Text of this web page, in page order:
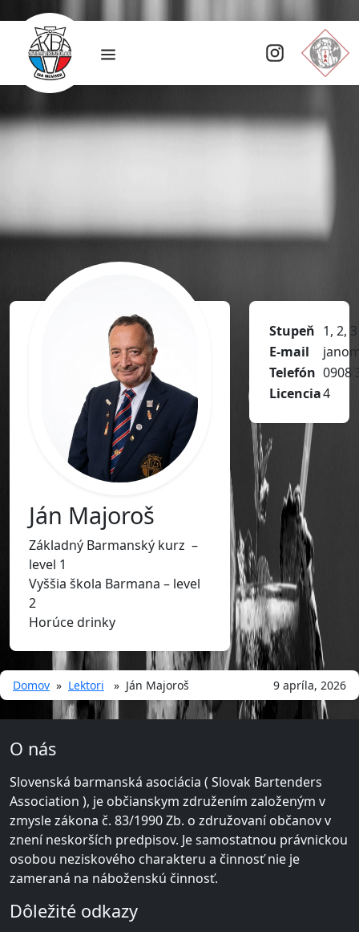
Ján Majoroš
Základný Barmanský kurz –
level 1
Vyššia škola Barmana – level
2
Horúce drinky
Stupeň 1, 2, 3
E-mail
Telefón 0908
Licencia4
Domov » Lektori » Ján Majoroš 9 apríla, 2026
O nás
Slovenská barmanská asociácia ( Slovak Bartenders
Association ), je občianskym združením založeným v
zmysle zákona č. 83/1990 Zb. o združovaní občanov v
znení neskorších predpisov. Je samostatnou právnickou
osobou neziskového charakteru a činnosť nie je
zameraná na náboženskú činnosť.
Dôležité odkazy